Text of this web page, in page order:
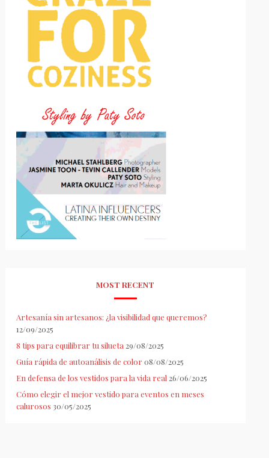
MOST RECENT
Artesanía sin artesanos: ¿la visibilidad que queremos?
12/09/2025
8 tips para equilibrar tu silueta 29/08/2025
Guía rápida de autoanálisis de color 08/08/2025
En defensa de los vestidos para la vida real 26/06/2025
Cómo elegir el mejor vestido para eventos en meses
calurosos 30/05/2025